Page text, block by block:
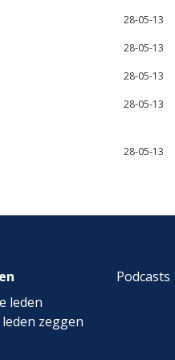
28-05-13
28-05-13
28-05-13
28-05-13
28-05-13
leden
zeggen
Podcasts